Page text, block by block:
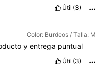
Útil (3)
Color: Burdeos / Talla: M
yentrega puntual
Útil (3)